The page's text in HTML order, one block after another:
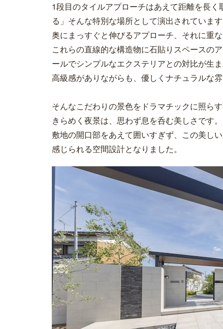
1段目のタイルアプローチはあえて距離を長
る」そんな特別な場所として演出されています
奥にまっすぐと伸びるアプローチ、それに重
これらの直線的な構造物に石貼りスペースの
ールでシンプルなエクステリアとの対比が生ま
高級感がありながらも、優しくナチュラルな雰
そんなこだわりの景色をドラマチックに照ら
きらめく夜景は、思わず息を呑む美しさです。
敷地の開口部をあえて囲いすぎず、この美し
感じられる空間設計となりました。